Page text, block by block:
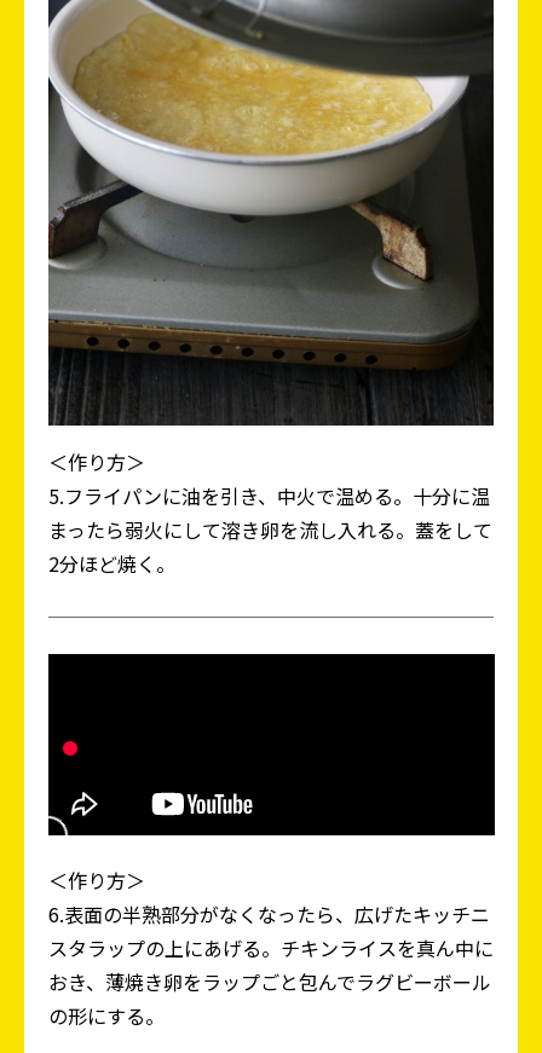
＜作り方＞
5.フライパンに油を引き、中火で温める。十分に温
まったら弱火にして溶き卵を流し入れる。蓋をして
2分ほど焼く。
＜作り方＞
6.表面の半熟部分がなくなったら、広げたキッチニ
スタラップの上にあげる。チキンライスを真ん中に
おき、薄焼き卵をラップごと包んでラグビーボール
の形にする。